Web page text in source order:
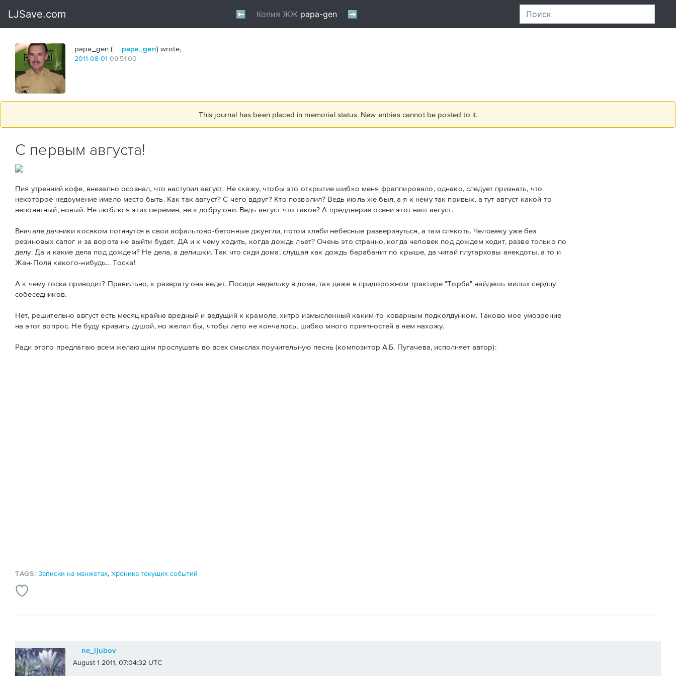
papa_gen ( papa_gen) wrote,
2011-08-01 09:51:00
This journal has been placed in memorial status. New entries cannot be posted to it.
С первым августа!
Пия утренний кофе, внезапно осознал, что наступил август. Не скажу, чтобы это открытие шибко меня фраппировало, однако, следует признать, что
некоторое недоумение имело место быть. Как так август? С чего вдруг? Кто позволил? Ведь июль же был, а я к нему так привык, а тут август какой-то
непонятный, новый. Не люблю я этих перемен, не к добру они. Ведь август что такое? А преддверие осени этот ваш август.
Вначале дачники косяком потянутся в свои асфальтово-бетонные джунгли, потом хляби небесные разверзнуться, а там слякоть. Человеку уже без
резиновых сапог и за ворота не выйти будет. ДА и к чему ходить, когда дождь льет? Очень это странно, когда человек под дождем ходит, разве только по
делу. Да и какие дела под дождем? Не дела, а делишки. Так что сиди дома, слущая как дождь барабанит по крыше, да читай плутарховы анекдоты, а то и
Жан-Поля какого-нибудь... Тоска!
А к чему тоска приводит? Правильно, к разврату она ведет. Посиди недельку в доме, так даже в придорожном трактире "Торба" найдешь милых сердцу
собеседников.
Нет, решительно август есть месяц крайне вредный и ведущий к крамоле, хитро измысленный каким-то коварным подколдунком. Таково мое умозрение
на этот вопрос. Не буду кривить душой, но желал бы, чтобы лето не кончалось, шибко много приятностей в нем нахожу.
Ради этого предлагаю всем желающим прослушать во всех смыслах поучительную песнь (композитор А.Б. Пугачева, исполняет автор):
TAGS:Записки на манжетах,Хроника текущих событий
ne_ljubov
August 1 2011, 07:04:32 UTC